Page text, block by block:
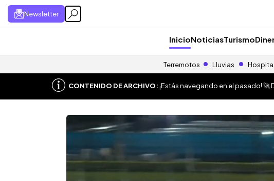
Newsletter
InicioNoticiasTurismo
Terremotos Lluvias
CONTENIDO DE ARCHIVO:¡Estás navegando en el pasado! 🚀